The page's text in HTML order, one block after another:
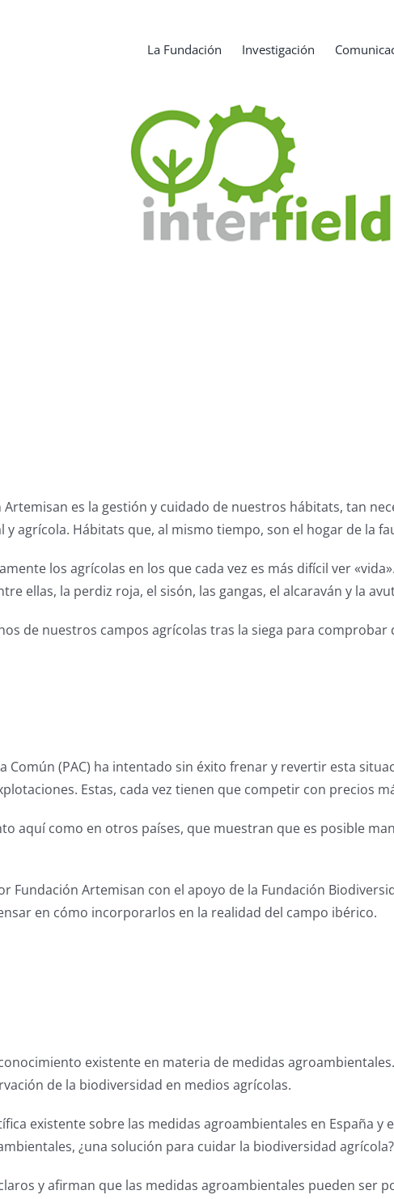
La Fundación Investigación
es la gestión y cuidado de nuestros hábitats, tan
agrícola. Hábitats que, al mismo tiempo, son el hogar de la
los agrícolas en los que cada vez es más difícil ver
ellas, la perdiz roja, el sisón, las gangas, el alcaraván y la
de nuestros campos agrícolas tras la siega para
Común (PAC) ha intentado sin éxito frenar y revertir esta
Estas, cada vez tienen que competir con precios
aquí como en otros países, que muestran que es posible
Fundación Artemisan con el apoyo de la Fundación
en cómo incorporarlos en la realidad del campo ibérico.
existente en materia de medidas
de la biodiversidad en medios agrícolas.
existente sobre las medidas agroambientales en España
¿una solución para cuidar la biodiversidad
y afirman que las medidas agroambientales pueden ser